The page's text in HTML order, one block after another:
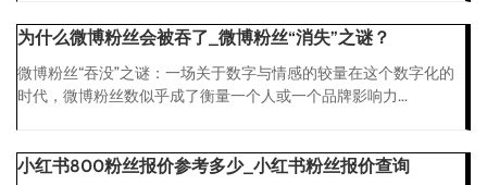
为什么微博粉丝会被吞了_微博粉丝“消失”之谜？
微博粉丝“吞没”之谜：一场关于数字与情感的较量在这个数字化的
时代，微博粉丝数似乎成了衡量一个人或一个品牌影响力...
小红书800粉丝报价参考多少_小红书粉丝报价查询